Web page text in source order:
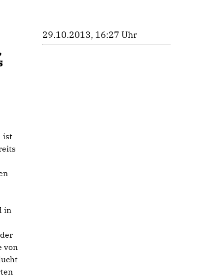
ist
in
von
29.10.2013, 16:27 Uhr